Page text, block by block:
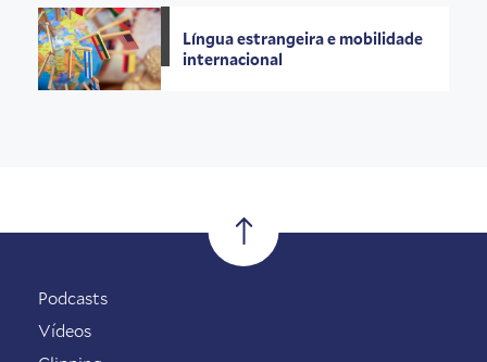
Língua estrangeira e mobilidade
internacional
Podcasts
Vídeos